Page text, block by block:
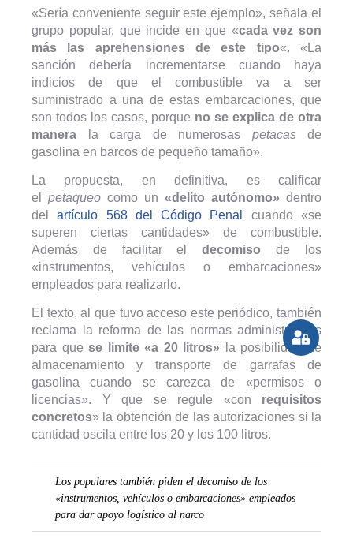
«Sería conveniente seguir este ejemplo», señala el
grupo popular, que incide en que «cada vez son
más las aprehensiones de este tipo«. «La
sanción debería incrementarse cuando haya
indicios de que el combustible va a ser
suministrado a una de estas embarcaciones, que
son todos los casos, porque no se explica de otra
manera la carga de numerosas petacasde
gasolina en barcos de pequeño tamaño».
La propuesta, en definitiva, es calificar
el petaqueo como un «delito autónomo» dentro
delartículo 568 del Código Penal
cuando «se
superen ciertas cantidades» de combustible.
Además de facilitar eldecomiso de los
«instrumentos, vehículos o embarcaciones»
empleados para realizarlo.
El texto, al que tuvo acceso este periódico, también
reclama la reforma de las normas administrativas
para quese limite «a 20 litros» la posibilidad de
almacenamiento y transporte de garrafas de
gasolina cuando se carezca de «permisos o
licencias». Y que se regule «con requisitos
concretos» la obtención de las autorizaciones si la
cantidad oscila entre los 20 y los 100 litros.
Los populares también piden el decomiso de los
«instrumentos, vehículos o embarcaciones» empleados
para dar apoyo logístico al narco